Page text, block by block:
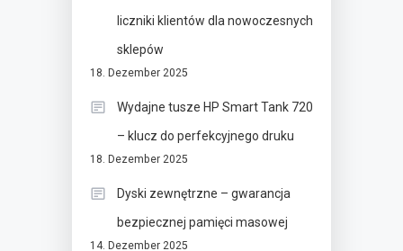
liczniki klientów dla nowoczesnych
sklepów
18. Dezember 2025
Wydajne tusze HP Smart Tank 720
– klucz do perfekcyjnego druku
18. Dezember 2025
Dyski zewnętrzne – gwarancja
bezpiecznej pamięci masowej
14. Dezember 2025